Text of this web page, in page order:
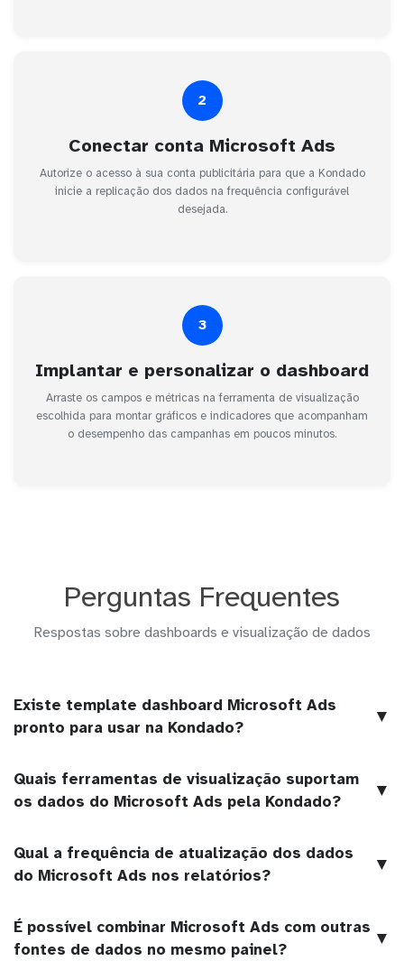
2
Conectar conta Microsoft Ads
Autorize o acesso à sua conta publicitária para que a Kondado
inicie a replicação dos dados na frequência configurável
desejada.
3
Implantar e personalizar o dashboard
Arraste os campos e métricas na ferramenta de visualização
escolhida para montar gráficos e indicadores que acompanham
o desempenho das campanhas em poucos minutos.
Perguntas Frequentes
Respostas sobre dashboards e visualização de dados
Existe template dashboard Microsoft Ads
pronto para usar na Kondado?
▼
Quais ferramentas de visualização suportam
os dados do Microsoft Ads pela Kondado?
▼
Qual a frequência de atualização dos dados
do Microsoft Ads nos relatórios?
▼
É possível combinar Microsoft Ads com outras
fontes de dados no mesmo painel?
▼